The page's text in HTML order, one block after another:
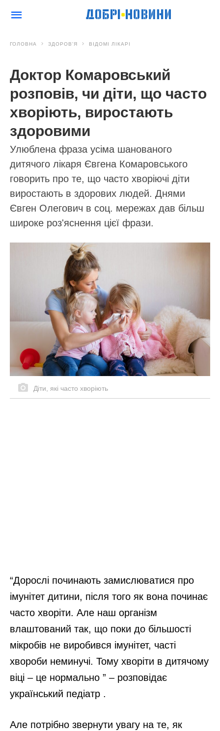
ГОЛОВНА ЗДОРОВ'Я ВІДОМІ ЛІКАРІ
Доктор Комаровський
розповів, чи діти, що часто
хворіють, виростають
здоровими
Улюблена фраза усіма шанованого
дитячого лікаря Євгена Комаровського
говорить про те, що часто хворіючі діти
виростають в здорових людей. Днями
Євген Олегович в соц. мережах дав більш
широке роз'яснення цієї фрази.
Діти, які часто хворіють
“Дорослі починають замислюватися про
імунітет дитини, після того як вона починає
часто хворіти. Але наш організм
влаштований так, що поки до більшості
мікробів не виробився імунітет, часті
хвороби неминучі. Тому хворіти в дитячому
віці – це нормально ” – розповідає
український педіатр .
Але потрібно звернути увагу на те, як